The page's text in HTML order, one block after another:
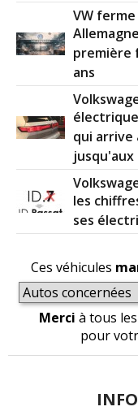
VW
première
ans
qui arrive
les
ses
Ces véhicules
Merci à tous
pour